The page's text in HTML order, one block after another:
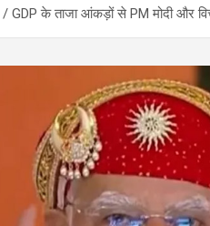
GDP के ताजा आंकड़ों से PM मोदी और